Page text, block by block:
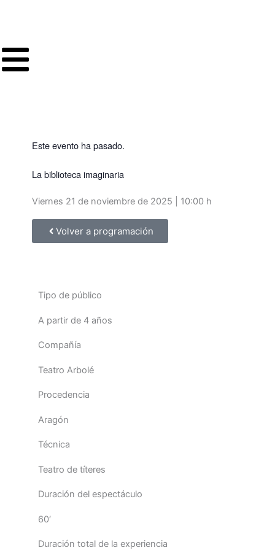
Este evento ha pasado.
La biblioteca imaginaria
Viernes 21 de noviembre de 2025 | 10:00 h
Volver a programación
Tipo de público
A partir de 4 años
Compañía
Teatro Arbolé
Procedencia
Aragón
Técnica
Teatro de títeres
Duración del espectáculo
60′
Duración total de la experiencia